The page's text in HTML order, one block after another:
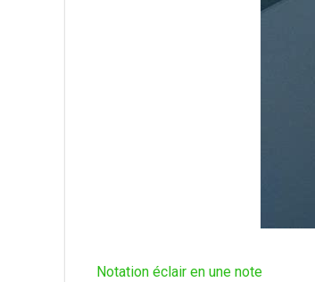
Notation éclair en une note